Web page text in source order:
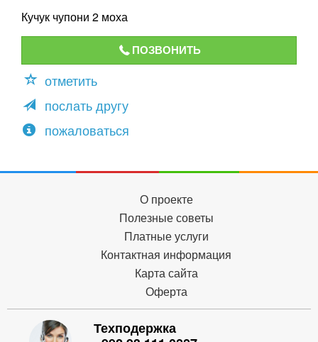
Кучук чупони 2 моха
ПОЗВОНИТЬ
отметить
послать другу
пожаловаться
О проекте
Полезные советы
Платные услуги
Контактная информация
Карта сайта
Оферта
Техподержка